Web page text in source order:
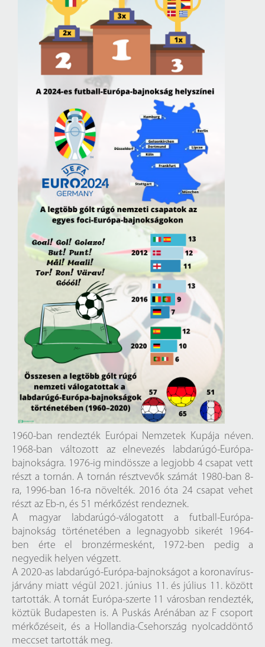
1960-ban rendezték Európai Nemzetek Kupája néven.
1968-ban változott az elnevezés labdarúgó-Európa-
bajnokságra. 1976-ig mindössze a legjobb 4 csapat vett
részt a tornán. A tornán résztvevők számát 1980-ban 8-
ra, 1996-ban 16-ra növelték. 2016 óta 24 csapat vehet
részt az Eb-n, és 51 mérkőzést rendeznek.
A magyar labdarúgó-válogatott a futball-Európa-
bajnokság történetében a legnagyobb sikerét 1964-
ben érte el bronzérmesként, 1972-ben pedig a
negyedik helyen végzett.
A 2020-as labdarúgó-Európa-bajnokságot a koronavírus-
járvány miatt végül 2021. június 11. és július 11. között
tartották. A tornát Európa-szerte 11 városban rendezték,
köztük Budapesten is. A Puskás Arénában az F csoport
mérkőzéseit, és a Hollandia-Csehország nyolcaddöntő
meccset tartották meg.